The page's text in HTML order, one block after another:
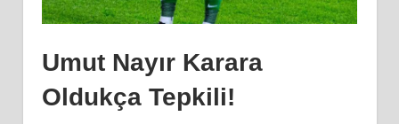
Umut Nayır Karara
Oldukça Tepkili!